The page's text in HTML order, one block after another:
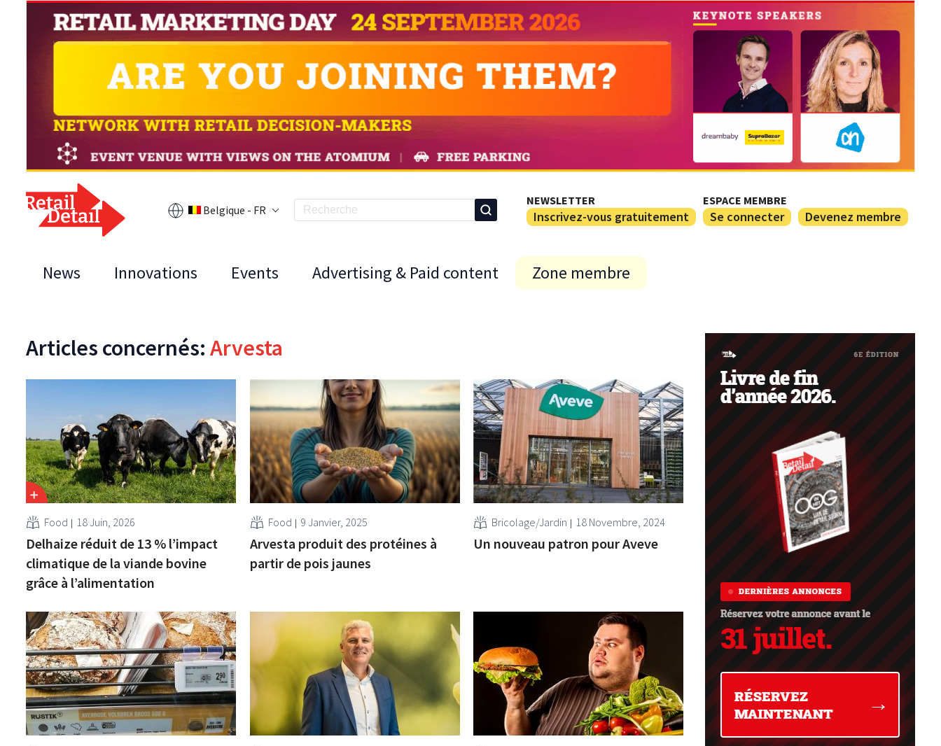
Belgique - FR
NEWSLETTER
Inscrivez-vous gratuitement
ESPACE MEMBRE
Se connecter Devenez membre
News Innovations Events Advertising & Paid content Zone membre
Articles concernés: Arvesta
Food 18 Juin, 2026
Delhaize réduit de 13 % l’impact
climatique de la viande bovine
grâce à l’alimentation
Food 9 Janvier, 2025
Arvesta produit des protéines à
partir de pois jaunes
Bricolage/Jardin 18 Novembre, 2024
Un nouveau patron pour Aveve